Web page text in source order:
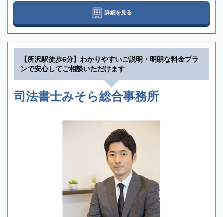
詳細を見る
【所沢駅徒歩6分】わかりやすいご説明・明朗な料金プラ
ンで安心してご相談いただけます
司法書士みそら総合事務所